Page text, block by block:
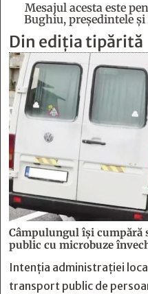
Mesajul acesta este
Bughiu, preşedintele şi
Din ediția tipărită
Câmpulungul îşi cumpără
public cu microbuze
Intenția administrației
transport public de